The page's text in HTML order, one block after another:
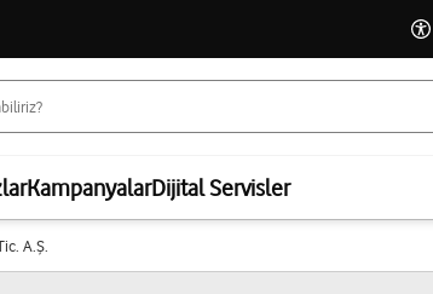
KampanyalarDijital Servisler
A.Ş.